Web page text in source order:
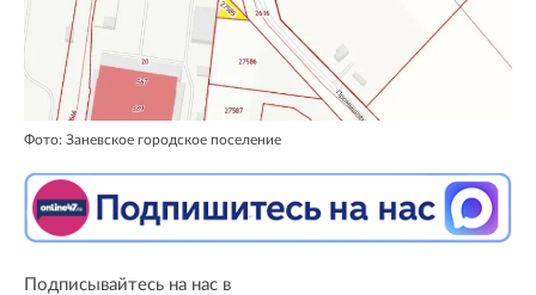
Фото: Заневское городское поселение
Подписывайтесь на нас в